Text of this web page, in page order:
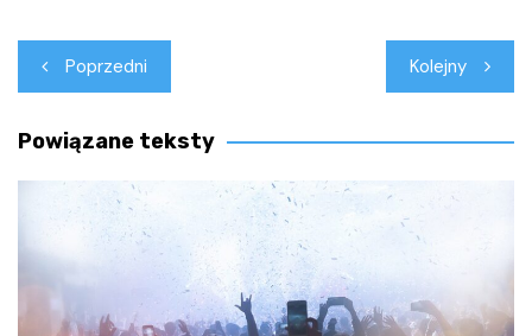
Nawigacja
wpisu
Poprzedni Kolejny
Powiązane teksty